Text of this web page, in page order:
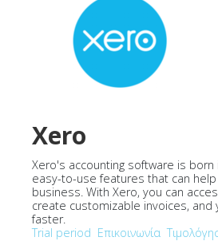
Xero
Xero's accounting software is born
easy-to-use features that can
business. With Xero, you can
create customizable invoices, and
faster.
Trial period Επικοινωνία